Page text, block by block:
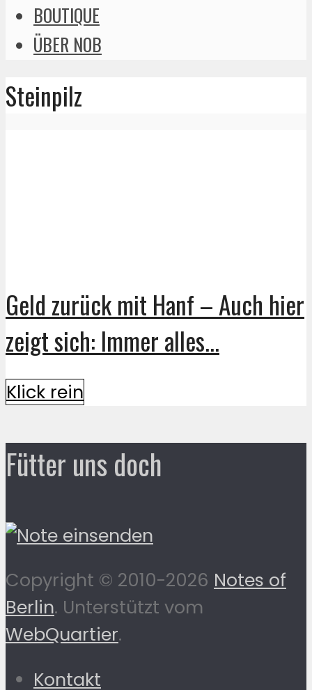
BOUTIQUE
ÜBER NOB
Steinpilz
Geld zurück mit Hanf – Auch hier
zeigt sich: Immer alles...
Klick rein
Fütter uns doch
Copyright © 2010-2026 Notes of
Berlin. Unterstützt vom
WebQuartier.
Kontakt